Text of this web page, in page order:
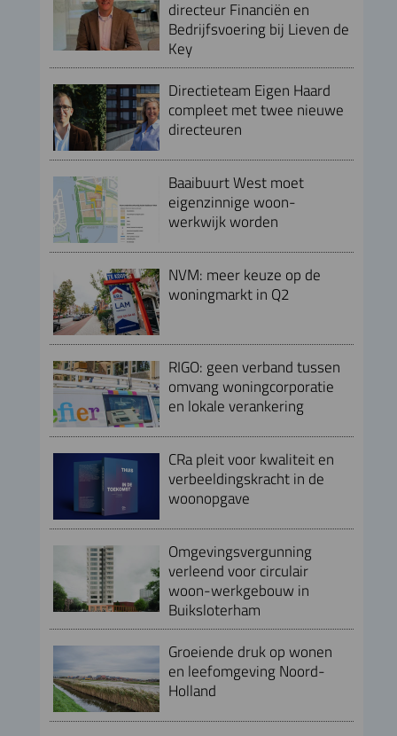
directeur Financiën en
Bedrijfsvoering bij Lieven de
Key
Directieteam Eigen Haard
compleet met twee nieuwe
directeuren
Baaibuurt West moet
eigenzinnige woon-
werkwijk worden
NVM: meer keuze op de
woningmarkt in Q2
RIGO: geen verband tussen
omvang woningcorporatie
en lokale verankering
CRa pleit voor kwaliteit en
verbeeldingskracht in de
woonopgave
Omgevingsvergunning
verleend voor circulair
woon-werkgebouw in
Buiksloterham
Groeiende druk op wonen
en leefomgeving Noord-
Holland